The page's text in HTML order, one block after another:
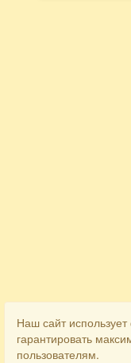
Наш сайт
гарантировать
пользователям.